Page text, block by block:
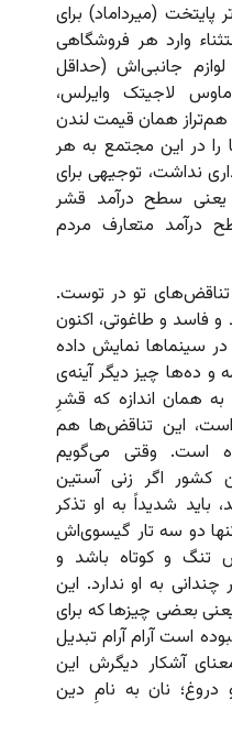
پایتخت (میرداماد) برای
وارد هر فروشگاهی
جانبی‌اش (حداقل
لاجیتک وایرلس،
همان قیمت لندن
را در این مجتمع به هر
نداشت، توجیهی برای
یعنی سطح درآمد قشر
درآمد متعارف مردم
تناقض‌های تو در توست.
و فاسد و طاغوتی، اکنون
سینماها نمایش داده
ده‌ها چیز دیگر آینه‌ی
همان اندازه که قشرِ
این تناقض‌ها هم
است. وقتی می‌گویم
کشور اگر زنی آستین
باید شدیداً‌ به او تذکر
تنها دو سه تار گیسوی‌اش
تنگ و کوتاه باشد و
به او ندارد. این
بعضی چیزها که برای
است آرام آرام تبدیل
آشکار دیگرش این
نان به نامِ دین